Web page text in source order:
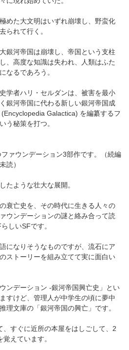
めた大文明はいずれ崩壊し、野蛮化
られて行く。
銀河帝国は崩壊し、帝国という支柱
、高度な知識は失われ、人類はふた
なるであろう。
学者ハリ・セルダンは、被害を最小
銀河帝国に代わる新しい銀河帝国成
Galactica) を編纂するフ
う秘策を打つ。
ァウンデーション3部作です。（続編
読）
たような壮大な展開。
衰亡史を、その時代に生きる人々の
ウンデーションの謎と絡み合って読
しいSFです。
になりそうなものですが、流石にア
ストーリーを組み立てて実に面白い
ンデーション -銀河帝国興亡史」とい
すけど、管理人が中学生の頃に夢中
理文庫の「銀河帝国の興亡」です。
、すぐに近所の本屋をはしごして、2
えています。